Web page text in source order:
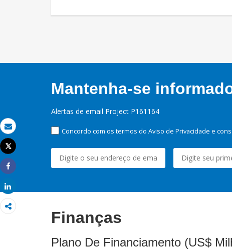
Email
Imprimir
Tweet
Share
Mantenha-se
Alertas de email Project P161164
Concordo com os termos do Aviso de Privacidade e
Finanças
Plano De Financiamento (US$